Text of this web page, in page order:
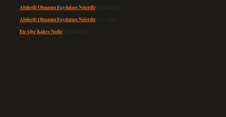
Abdestli Olmanın Faydaları Nelerdiriçin admin
Abdestli Olmanın Faydaları Nelerdiriçin Alper
En Ağır Kahve Nediriçin admin